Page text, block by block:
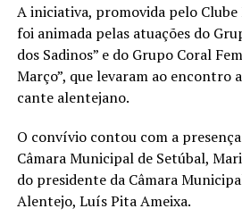
A iniciativa, promovida pelo Clube
foi animada pelas atuações do
dos Sadinos” e do Grupo Coral
Março”, que levaram ao encontro
cante alentejano.
O convívio contou com a
Câmara Municipal de Setúbal,
do presidente da Câmara
Alentejo, Luís Pita Ameixa.